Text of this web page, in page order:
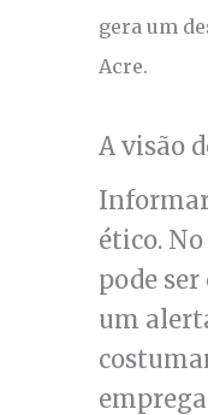
gera um
Acre.
A visão
Informar
ético.
pode
um